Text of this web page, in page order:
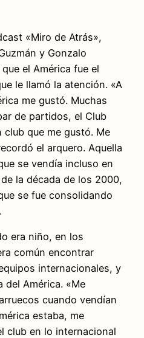
«Miro de Atrás»,
y Gonzalo
el América fue el
le llamó la atención. «A
me gustó. Muchas
de partidos, el Club
club que me gustó. Me
el arquero. Aquella
se vendía incluso en
la década de los 2000,
se fue consolidando
era niño, en los
común encontrar
internacionales, y
del América. «Me
cuando vendían
estaba, me
club en lo internacional